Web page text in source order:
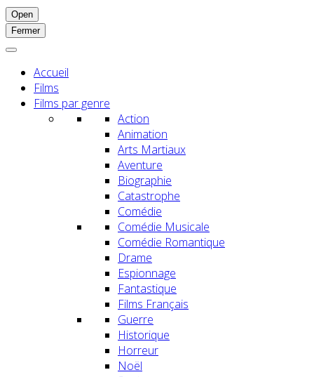
Open
Fermer
Accueil
Films
Films par genre
Action
Animation
Arts Martiaux
Aventure
Biographie
Catastrophe
Comédie
Comédie Musicale
Comédie Romantique
Drame
Espionnage
Fantastique
Films Français
Guerre
Historique
Horreur
Noël